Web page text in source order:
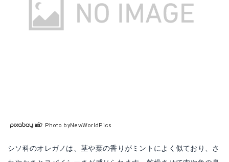
Photo byNewWorldPics
シソ科のオレガノは、茎や葉の香りがミントによく似ており、さ